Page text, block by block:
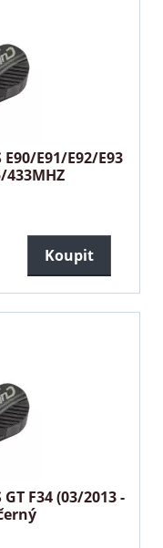
E90/E91/E92/E93
433MHZ
Koupit
GT F34 (03/2013 -